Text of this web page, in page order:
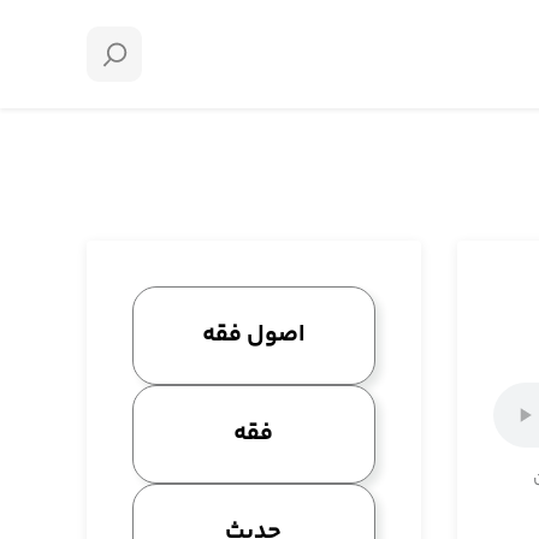
اصول فقه
فقه